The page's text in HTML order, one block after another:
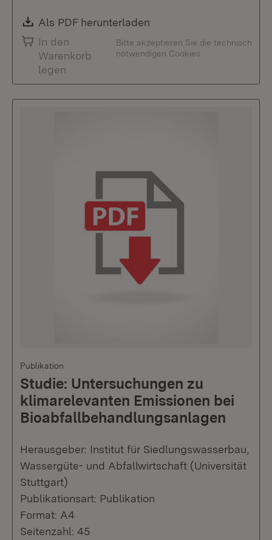
Download:
Als PDF herunterladen
In den
Warenkorb
legen
Bitte akzeptieren Sie die technisch
notwendigen Cookies
Publikation
Studie: Untersuchungen zu
klimarelevanten Emissionen bei
Bioabfallbehandlungsanlagen
Herausgeber: Institut für Siedlungswasserbau,
Wassergüte- und Abfallwirtschaft (Universität
Stuttgart)
Publikationsart: Publikation
Format: A4
Seitenzahl: 45